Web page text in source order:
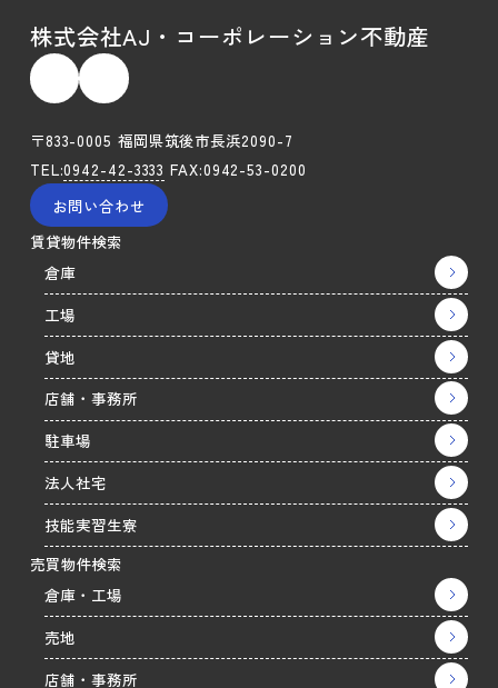
株式会社AJ・コーポレーション不動産
〒833-0005 福岡県筑後市長浜2090-7
TEL:0942-42-3333 FAX:0942-53-0200
お問い合わせ
賃貸物件検索
倉庫
工場
貸地
店舗・事務所
駐車場
法人社宅
技能実習生寮
売買物件検索
倉庫・工場
売地
店舗・事務所